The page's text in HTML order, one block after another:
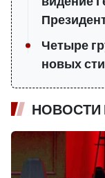
Четыре
новых
НОВОСТИ